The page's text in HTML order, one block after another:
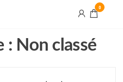
0
: Non classé